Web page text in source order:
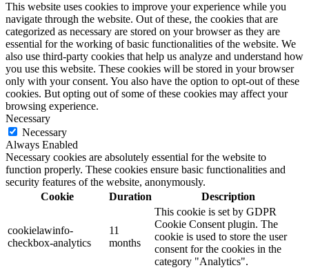
This website uses cookies to improve your experience while you
navigate through the website. Out of these, the cookies that are
categorized as necessary are stored on your browser as they are
essential for the working of basic functionalities of the website. We
also use third-party cookies that help us analyze and understand how
you use this website. These cookies will be stored in your browser
only with your consent. You also have the option to opt-out of these
cookies. But opting out of some of these cookies may affect your
browsing experience.
Necessary
Necessary
Always Enabled
Necessary cookies are absolutely essential for the website to
function properly. These cookies ensure basic functionalities and
security features of the website, anonymously.
Cookie
Duration Description
cookielawinfo-
checkbox-analytics
11
months
This cookie is set by GDPR
Cookie Consent plugin. The
cookie is used to store the user
consent for the cookies in the
category "Analytics".